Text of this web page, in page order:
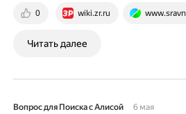
0 wiki.zr.ru
Читать далее
Вопрос для Поиска с Алисой
6 мая